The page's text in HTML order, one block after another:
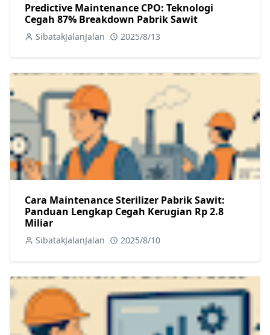
Predictive Maintenance CPO: Teknologi
Cegah 87% Breakdown Pabrik Sawit
SibatakJalanJalan 2025/8/13
Cara Maintenance Sterilizer Pabrik Sawit:
Panduan Lengkap Cegah Kerugian Rp 2.8
Miliar
SibatakJalanJalan 2025/8/10